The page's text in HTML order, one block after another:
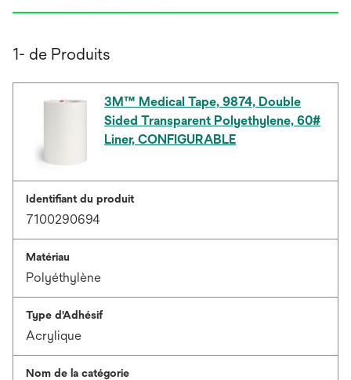
1- de Produits
3M™ Medical Tape, 9874, Double
Sided Transparent Polyethylene, 60#
Liner, CONFIGURABLE
Identifiant du produit
7100290694
Matériau
Polyéthylène
Type d'Adhésif
Acrylique
Nom de la catégorie